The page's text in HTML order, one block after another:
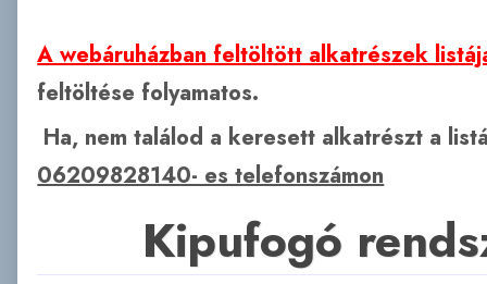
A webáruházban feltöltött alkatrészek
feltöltése folyamatos.
Ha, nem találod a keresett alkatrészt a
06209828140- es telefonszámon
Kipufogó